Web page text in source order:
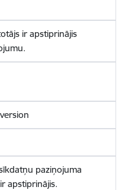
ir apstiprinājis
paziņojuma
apstiprinājis.